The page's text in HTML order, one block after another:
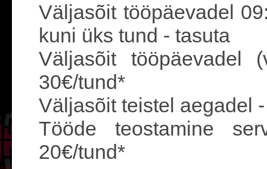
Väljasõit tööpäevadel
kuni üks tund - tasuta
Väljasõit
30€/tund*
Väljasõit teistel aegadel
Tööde teostamine
20€/tund*